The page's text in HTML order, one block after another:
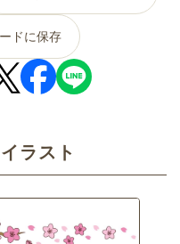
ドに保存
ラスト